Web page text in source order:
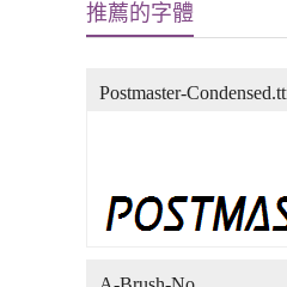
推薦的字體
Postmaster-